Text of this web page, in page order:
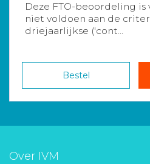
Deze FTO-beoordeling
niet voldoen aan de
driejaarlijkse ('cont...
Bestel
Over IVM